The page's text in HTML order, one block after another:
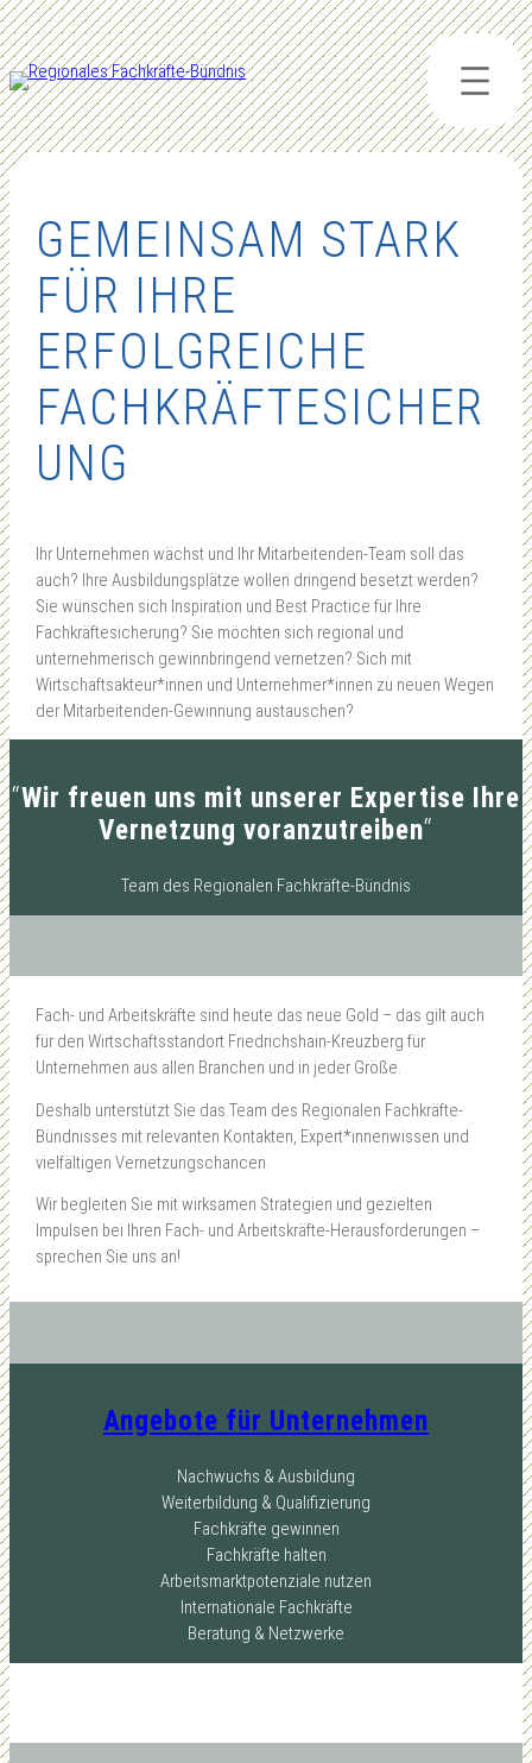
Zum
Inhalt
springen
GEMEINSAM STARK
FÜR IHRE
ERFOLGREICHE
FACHKRÄFTESICHER
UNG
Ihr Unternehmen wächst und Ihr Mitarbeitenden-Team soll das
auch? Ihre Ausbildungsplätze wollen dringend besetzt werden?
Sie wünschen sich Inspiration und Best Practice für Ihre
Fachkräftesicherung? Sie möchten sich regional und
unternehmerisch gewinnbringend vernetzen? Sich mit
Wirtschaftsakteur*innen und Unternehmer*innen zu neuen Wegen
der Mitarbeitenden-Gewinnung austauschen?
“Wir freuen uns mit unserer Expertise Ihre
Vernetzung voranzutreiben“
Team des Regionalen Fachkräfte-Bündnis
Fach- und Arbeitskräfte sind heute das neue Gold – das gilt auch
für den Wirtschaftsstandort Friedrichshain-Kreuzberg für
Unternehmen aus allen Branchen und in jeder Größe.
Deshalb unterstützt Sie das Team des Regionalen Fachkräfte-
Bündnisses mit relevanten Kontakten, Expert*innenwissen und
vielfältigen Vernetzungschancen.
Wir begleiten Sie mit wirksamen Strategien und gezielten
Impulsen bei Ihren Fach- und Arbeitskräfte-Herausforderungen –
sprechen Sie uns an!
Angebote für Unternehmen
Nachwuchs & Ausbildung
Weiterbildung & Qualifizierung
Fachkräfte gewinnen
Fachkräfte halten
Arbeitsmarktpotenziale nutzen
Internationale Fachkräfte
Beratung & Netzwerke